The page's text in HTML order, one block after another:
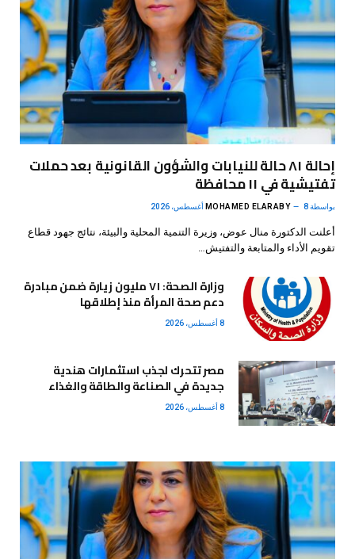
إحالة ٨١ حالة للنيابات والشؤون القانونية بعد حملات
تفتيشية في ١١ محافظة
بواسطة MOHAMED ELARABY 8 أغسطس، 2026
أعلنت الدكتورة منال عوض، وزيرة التنمية المحلية والبيئة، نتائج جهود قطاع
تقويم الأداء والمتابعة والتفتيش…
وزارة الصحة: ٧١ مليون زيارة ضمن مبادرة
دعم صحة المرأة منذ إطلاقها
8 أغسطس، 2026
مصر تتحرك لجذب استثمارات هندية
جديدة في الصناعة والطاقة والغذاء
8 أغسطس، 2026